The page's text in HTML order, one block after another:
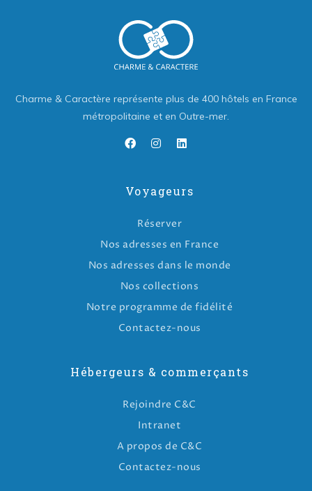
Charme & Caractère représente plus de 400 hôtels en France
métropolitaine et en Outre-mer.
Voyageurs
Réserver
Nos adresses en France
Nos adresses dans le monde
Nos collections
Notre programme de fidélité
Contactez-nous
Hébergeurs & commerçants
Rejoindre C&C
Intranet
A propos de C&C
Contactez-nous